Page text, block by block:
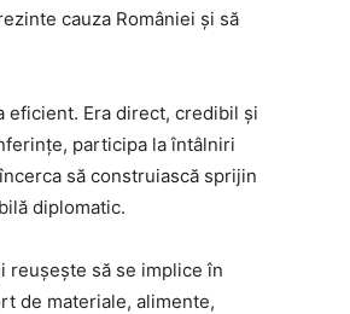
cauza României și să
eficient. Era direct, credibil și
participa la întâlniri
să construiască sprijin
diplomatic.
reușește să se implice în
de materiale, alimente,